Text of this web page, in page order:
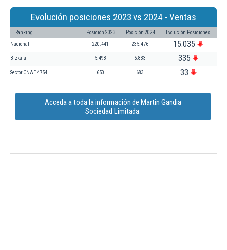
Evolución posiciones 2023 vs 2024 - Ventas
Ranking Posición 2023 Posición 2024 Evolución Posiciones
Nacional 220.441 235.476 15.035
Bizkaia 5.498 5.833 335
Sector CNAE 4754 650 683 33
Acceda a toda la información de Martin Gandia
Sociedad Limitada.